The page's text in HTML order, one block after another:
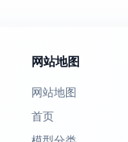
网站地图
网站地图
首页